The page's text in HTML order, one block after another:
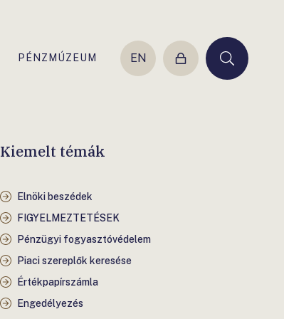
PÉNZMÚZEUM EN
Belépés Keresés
Kiemelt témák
Elnöki beszédek
FIGYELMEZTETÉSEK
Pénzügyi fogyasztóvédelem
Piaci szereplők keresése
Értékpapírszámla
Engedélyezés